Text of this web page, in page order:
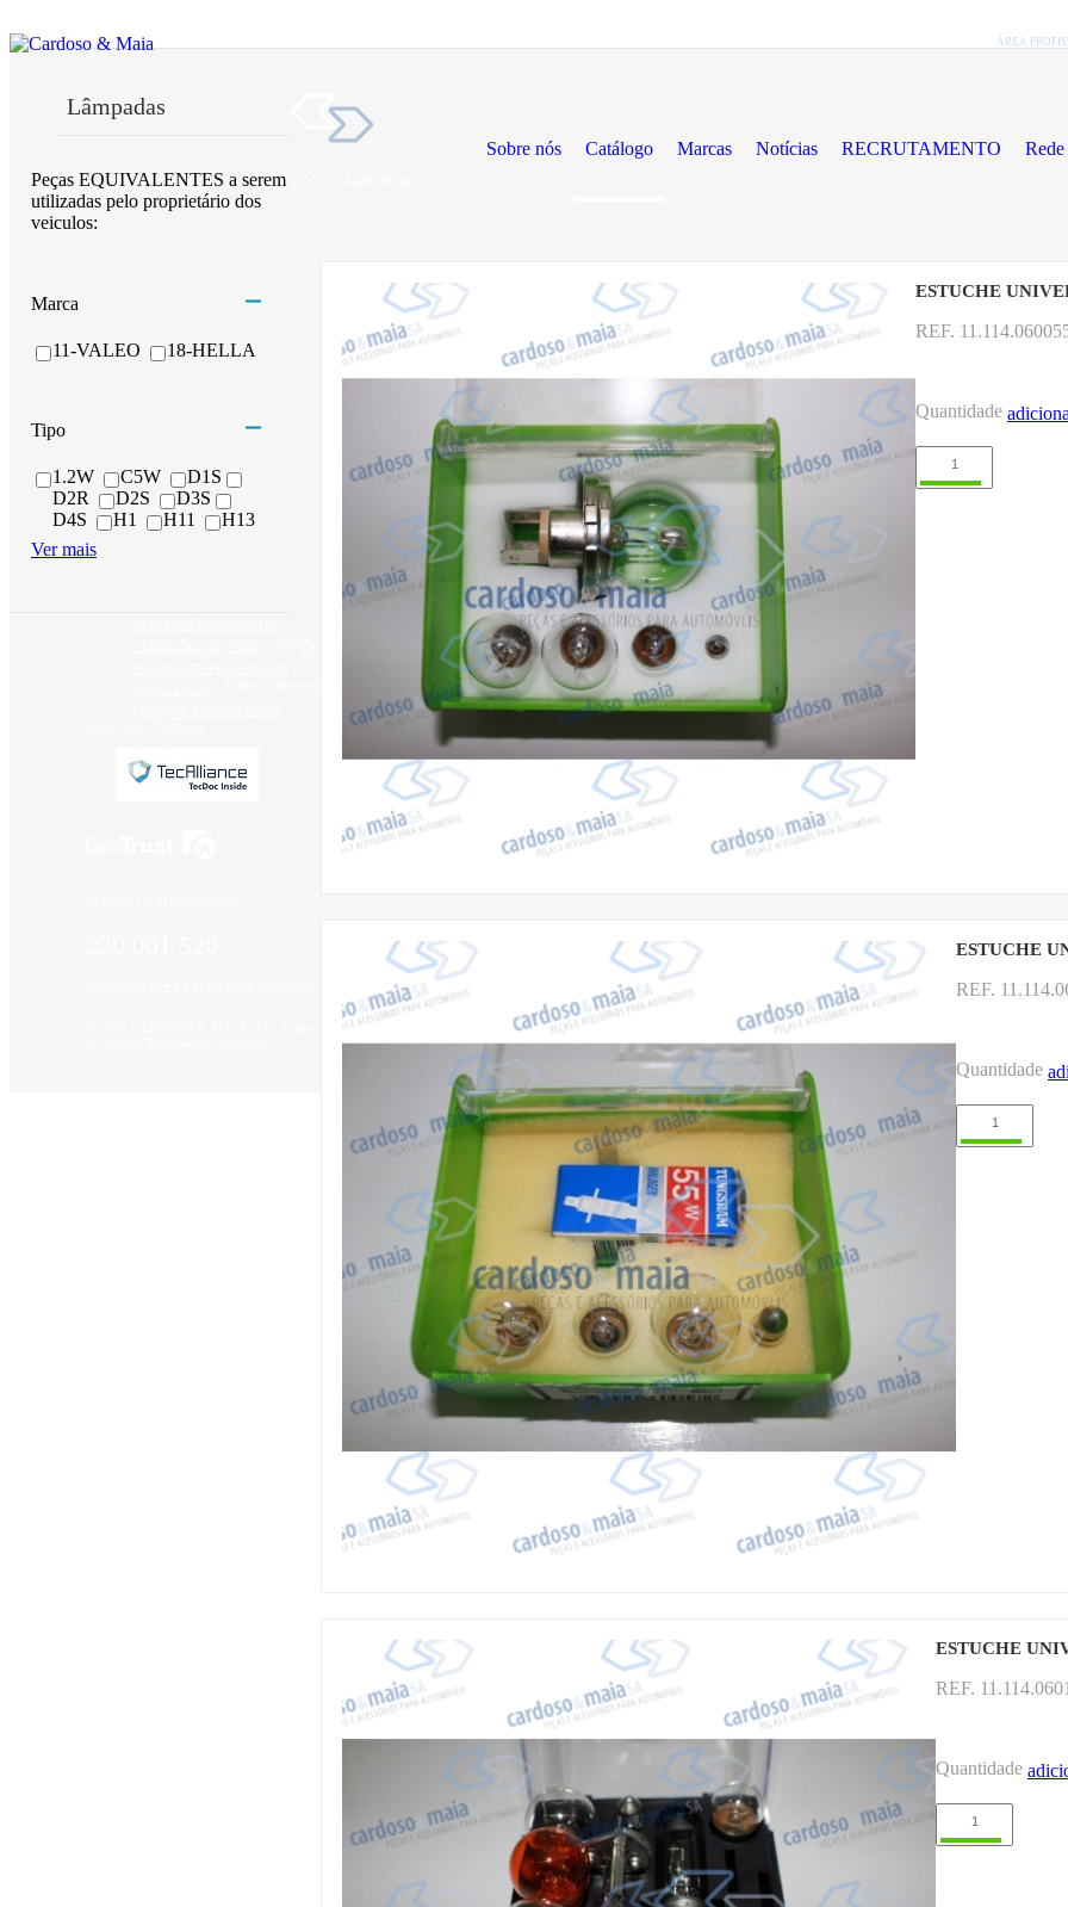
ÁREA
Sobre nós Catálogo
Lubrificantes
Manutenção Auto
Lâmpadas
Marcas Notícias RECRUTAMENTO
Lâmpadas
Peças EQUIVALENTES a serem
utilizadas pelo proprietário dos
veiculos:
Marca
11-VALEO 18-HELLA
Tipo
1.2W C5W
D1S
D2R
D2S
D3S
D4S
H1 H11
H13
Ver mais
ESTUCHE
REF.
Quantidade
ESTUCHE
REF.
Quantidade
ESTUCHE
REF.
Quantidade